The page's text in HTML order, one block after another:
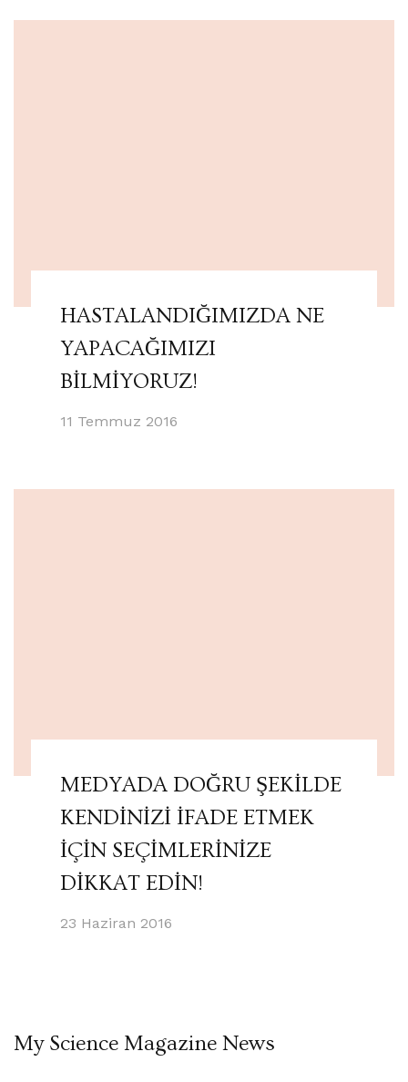
HASTALANDIĞIMIZDA NE
YAPACAĞIMIZI
BİLMİYORUZ!
11 Temmuz 2016
MEDYADA DOĞRU ŞEKİLDE
KENDİNİZİ İFADE ETMEK
İÇİN SEÇİMLERİNİZE
DİKKAT EDİN!
23 Haziran 2016
My Science Magazine News